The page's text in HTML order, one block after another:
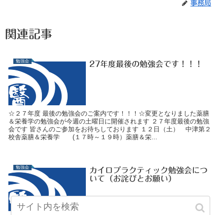
事務局
関連記事
勉強会 27年度最後の勉強会です！！！
☆２７年度 最後の勉強会のご案内です！！！☆変更となりました薬膳
＆栄養学の勉強会が今週の土曜日に開催されます ２７年度最後の勉強
会です 皆さんのご参加をお待ちしております １２日（土） 中津第２
校舎薬膳＆栄養学 (１７時～１９時）薬膳＆栄...
勉強会
カイロプラクティック勉強会につ
いて（お詫びとお願い）